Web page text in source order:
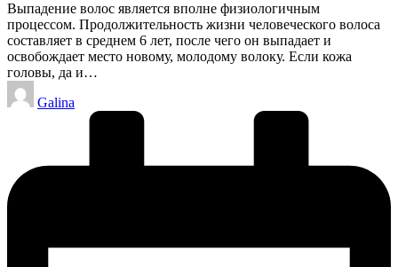
Выпадение волос является вполне физиологичным
процессом. Продолжительность жизни человеческого волоса
составляет в среднем 6 лет, после чего он выпадает и
освобождает место новому, молодому волоку. Если кожа
головы, да и…
Запись
от
Galina